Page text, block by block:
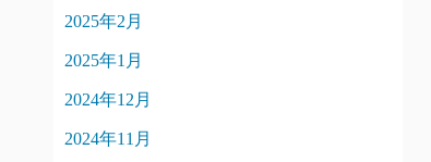
2025年2月
2025年1月
2024年12月
2024年11月